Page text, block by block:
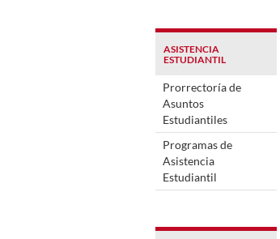
ASISTENCIA
ESTUDIANTIL
Prorrectoría de
Asuntos
Estudiantiles
Programas de
Asistencia
Estudiantil